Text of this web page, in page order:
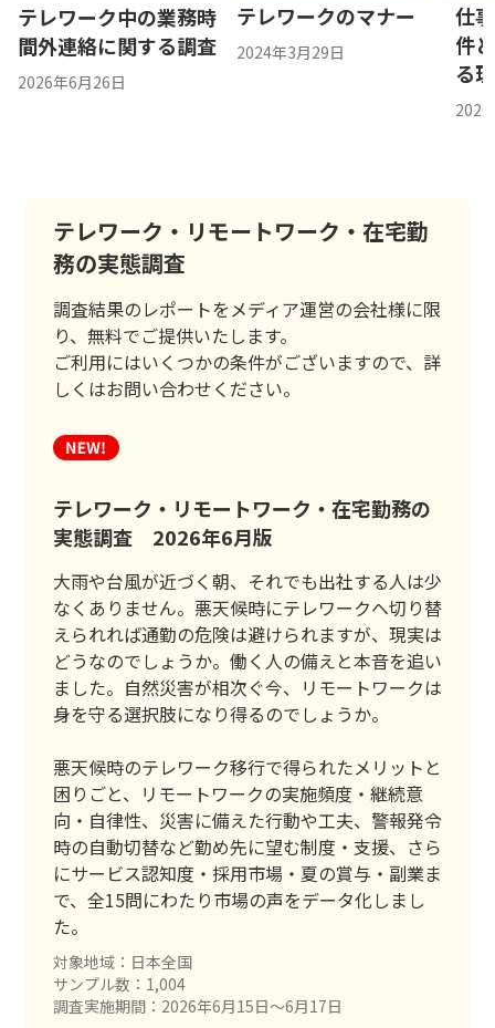
テレワーク中の業務時
間外連絡に関する調査
2026年6月26日
テレワークのマナー
2024年3月29日
仕
件
る
テレワーク・リモートワーク・在宅勤
務の実態調査
調査結果のレポートをメディア運営の会社様に限
り、無料でご提供いたします。
ご利用にはいくつかの条件がございますので、詳
しくはお問い合わせください。
テレワーク・リモートワーク・在宅勤務の
実態調査 2026年6月版
大雨や台風が近づく朝、それでも出社する人は少
なくありません。悪天候時にテレワークへ切り替
えられれば通勤の危険は避けられますが、現実は
どうなのでしょうか。働く人の備えと本音を追い
ました。自然災害が相次ぐ今、リモートワークは
身を守る選択肢になり得るのでしょうか。
悪天候時のテレワーク移行で得られたメリットと
困りごと、リモートワークの実施頻度・継続意
向・自律性、災害に備えた行動や工夫、警報発令
時の自動切替など勤め先に望む制度・支援、さら
にサービス認知度・採用市場・夏の賞与・副業ま
で、全15問にわたり市場の声をデータ化しまし
た。
対象地域：日本全国
サンプル数：1,004
調査実施期間：2026年6月15日〜6月17日